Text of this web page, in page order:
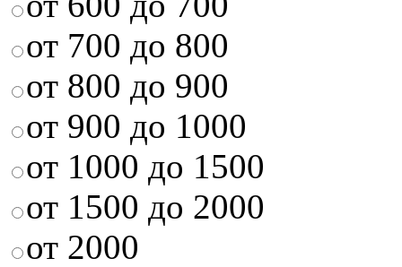
от 700 до 800
от 800 до 900
от 900 до 1000
от 1000 до 1500
от 1500 до 2000
от 2000